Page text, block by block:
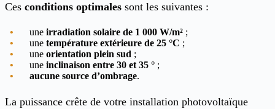
Ces conditions optimales sont les suivantes :
une irradiation solaire de 1 000 W/m² ;
une température extérieure de 25 °C ;
une orientation plein sud ;
une inclinaison entre 30 et 35 ° ;
aucune source d’ombrage.
La puissance crête de votre installation photovoltaïque